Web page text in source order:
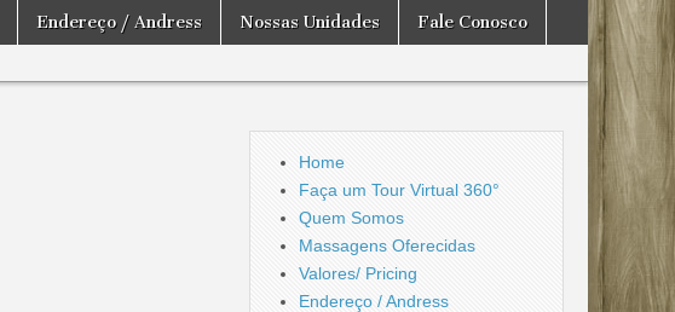
Endereço / Andress Nossas Unidades Fale Conosco
Home
Faça um Tour Virtual 360°
Quem Somos
Massagens Oferecidas
Valores/ Pricing
Endereço / Andress